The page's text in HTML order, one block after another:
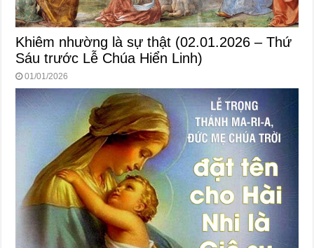
Khiêm nhường là sự thật (02.01.2026 – Thứ
Sáu trước Lễ Chúa Hiển Linh)
01/01/2026